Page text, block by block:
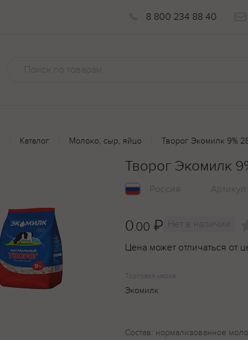
8 800 234 88 40
Каталог Молоко, сыр, яйцо Творог Экомилк 9%
Творог Экомилк
Россия Артикул:
0.00 ₽ Нет в наличии
Цена может отличаться от
Торговая марка
Экомилк
Состав: нормализованное